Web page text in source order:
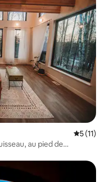
appréciés
5 (11)
au pied de
appréciés